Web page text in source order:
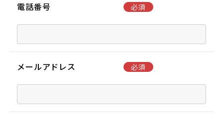
電話番号 必須
メールアドレス 必須